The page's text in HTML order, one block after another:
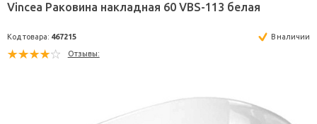
Vincea Раковина накладная 60 VBS-113 белая